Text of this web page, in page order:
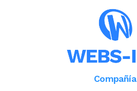
Compañía